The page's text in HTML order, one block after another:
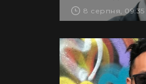
відомо (фото)
8 серпня, 09:35